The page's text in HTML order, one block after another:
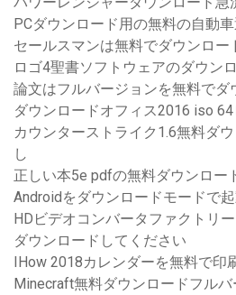
PCダウンロード用の無料の自動
セールスマンは無料でダウンロー
ロゴ4聖書ソフトウェアのダウン
論文はフルバージョンを無料でダ
ダウンロードオフィス2016 iso 64
カウンターストライク1.6無料ダ
し
正しい本5e pdfの無料ダウンロー
Androidをダウンロードモードで
HDビデオコンバータファクトリ
ダウンロードしてください
IHow 2018カレンダーを無料で印
Minecraft無料ダウンロードフル